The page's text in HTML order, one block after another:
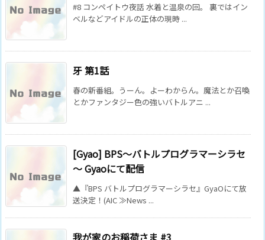
#8 コンペイトウ夜話 水着と温泉の回。 裏ではイン
ベルなどアイドルの正体の現時 ...
牙 第1話
春の新番組。うーん。よーわからん。魔法とか召喚
とかファンタジー色の強いバトルアニ ...
[Gyao] BPS～バトルプログラマーシラセ
～ Gyaoにて配信
▲『BPS バトルプログラマーシラセ』GyaOにて放
送決定！(AIC ≫News ...